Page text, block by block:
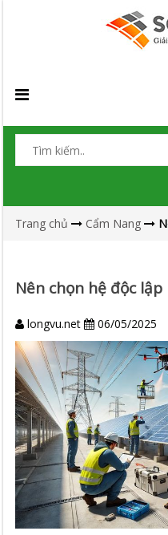
Trang chủ Cẩm Nang
Nên chọn hệ độc
longvu.net 06/05/2025